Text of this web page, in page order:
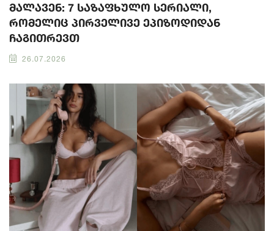
მალავენ: 7 საზაფხულო სერიალი,
რომელიც პირველივე ეპიზოდიდან
ჩაგითრევთ
26.07.2026